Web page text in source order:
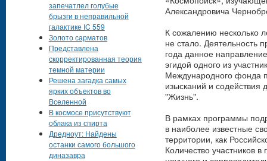
Александровича
К сожалению несколько
не стало. Деятельность
года данное
эгидой одного из
Международного фонда
изысканий и содействия
"Жизнь".
В рамках программы
в наиболее известные
территории, как
Количество участников
запечатлел голубые
брызги в неправильной
галактике IC 559
Золото сарматов
Представлена
скорректированная теория
темной материи
Решена загадка самых
ярких объектов во
Вселенной
В космосе присутствуют
облака из спирта
Дредноут: Найдены
останки самого большого
диназавра